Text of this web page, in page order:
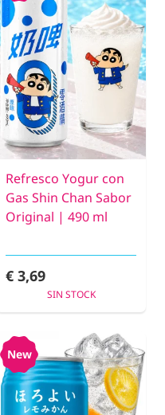
Refresco Yogur con
Gas Shin Chan Sabor
Original | 490 ml
€ 3,69
SIN STOCK
New